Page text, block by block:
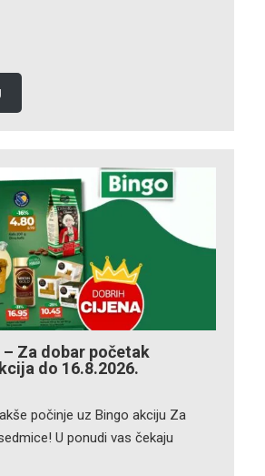
Za dobar početak
do 16.8.2026.
počinje uz Bingo akciju Za
U ponudi vas čekaju